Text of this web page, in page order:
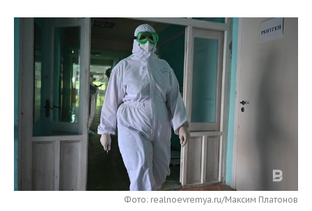
КОРОЛИ ГОСЗАКАЗА ПФО
ВУЗЫ ТАТАРСТАНА
КОМУ ПРИНАДЛЕЖАТ
ТОРГОВЫЕ ЦЕНТРЫ
ТАТАРСТАНА
ФИНАНСЫ
БЮДЖЕТ
ИНВЕСТИЦИИ
НОВОСТИ
АГРОПРОМ
МАШИНОСТРОЕНИЕ
НЕФТЕХИМИЯ
ОПК
НЕДВИЖИМОСТЬ
НОВОСТИ НЕДВИЖИМОСТИ
НОВОСТИ АВТО
БИЗНЕС
НОВОСТИ БИЗНЕСА
РОЗНИЧНАЯ ТОРГОВЛЯ
ТРАНСПОРТ
ТЕХНОЛОГИИ
НОВОСТИ ТЕХНОЛОГИЙ
НОВОСТИ МЕРОПРИЯТИЙ
Фото: realnoevremya.ru/Максим Платонов